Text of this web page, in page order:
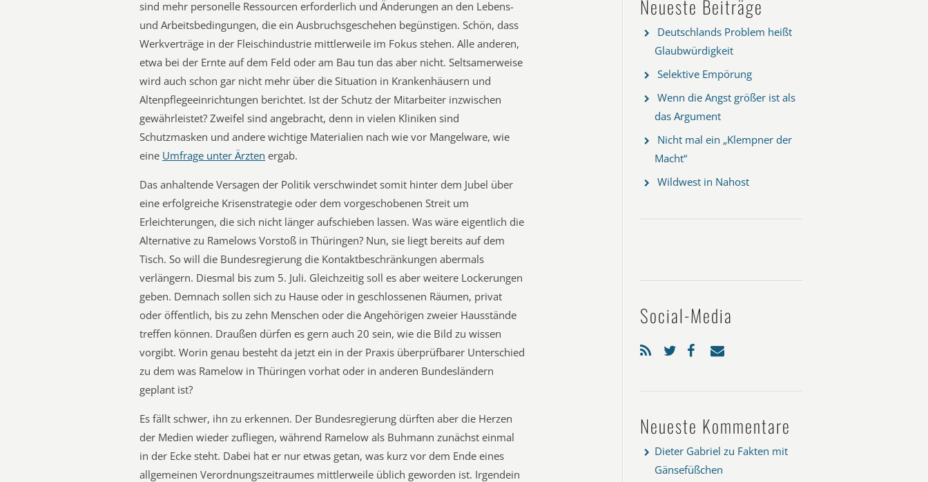
sind mehr personelle Ressourcen erforderlich und Änderungen an den Lebens-
und Arbeitsbedingungen, die ein Ausbruchsgeschehen begünstigen. Schön, dass
Werkverträge in der Fleischindustrie mittlerweile im Fokus stehen. Alle anderen,
etwa bei der Ernte auf dem Feld oder am Bau tun das aber nicht. Seltsamerweise
wird auch schon gar nicht mehr über die Situation in Krankenhäusern und
Altenpflegeeinrichtungen berichtet. Ist der Schutz der Mitarbeiter inzwischen
gewährleistet? Zweifel sind angebracht, denn in vielen Kliniken sind
Schutzmasken und andere wichtige Materialien nach wie vor Mangelware, wie
eine Umfrage unter Ärzten ergab.
Das anhaltende Versagen der Politik verschwindet somit hinter dem Jubel über
eine erfolgreiche Krisenstrategie oder dem vorgeschobenen Streit um
Erleichterungen, die sich nicht länger aufschieben lassen. Was wäre eigentlich die
Alternative zu Ramelows Vorstoß in Thüringen? Nun, sie liegt bereits auf dem
Tisch. So will die Bundesregierung die Kontaktbeschränkungen abermals
verlängern. Diesmal bis zum 5. Juli. Gleichzeitig soll es aber weitere Lockerungen
geben. Demnach sollen sich zu Hause oder in geschlossenen Räumen, privat
oder öffentlich, bis zu zehn Menschen oder die Angehörigen zweier Hausstände
treffen können. Draußen dürfen es gern auch 20 sein, wie die Bild zu wissen
vorgibt. Worin genau besteht da jetzt ein in der Praxis überprüfbarer Unterschied
zu dem was Ramelow in Thüringen vorhat oder in anderen Bundesländern
geplant ist?
Es fällt schwer, ihn zu erkennen. Der Bundesregierung dürften aber die Herzen
der Medien wieder zufliegen, während Ramelow als Buhmann zunächst einmal
in der Ecke steht. Dabei hat er nur etwas getan, was kurz vor dem Ende eines
allgemeinen Verordnungszeitraumes mittlerweile üblich geworden ist. Irgendein
Neueste Beiträge
Deutschlands Problem heißt
Glaubwürdigkeit
Selektive Empörung
Wenn die Angst größer ist als
das Argument
Nicht mal ein „Klempner der
Macht“
Wildwest in Nahost
Social-Media
Neueste Kommentare
Dieter Gabriel zu Fakten mit
Gänsefüßchen